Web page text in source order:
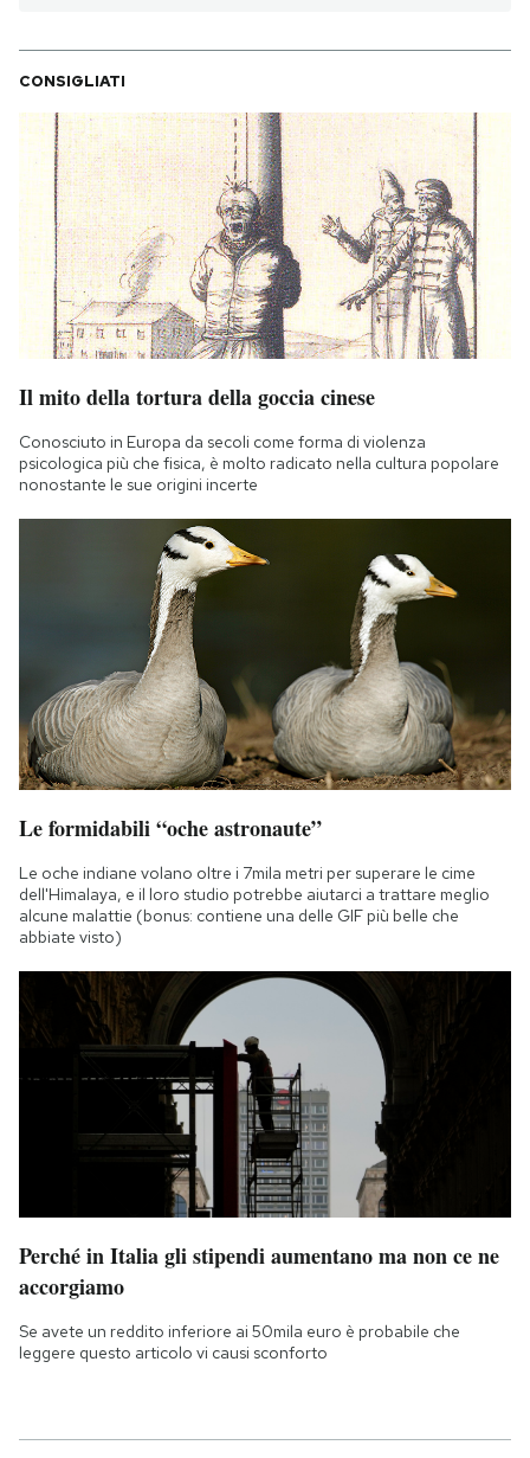
CONSIGLIATI
Il mito della tortura della goccia cinese
Conosciuto in Europa da secoli come forma di violenza
psicologica più che fisica, è molto radicato nella cultura popolare
nonostante le sue origini incerte
Le formidabili “oche astronaute”
Le oche indiane volano oltre i 7mila metri per superare le cime
dell'Himalaya, e il loro studio potrebbe aiutarci a trattare meglio
alcune malattie (bonus: contiene una delle GIF più belle che
abbiate visto)
Perché in Italia gli stipendi aumentano ma non ce ne
accorgiamo
Se avete un reddito inferiore ai 50mila euro è probabile che
leggere questo articolo vi causi sconforto